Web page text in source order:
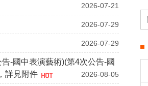
2026-07-21
2026-07-29
2026-07-29
-國中表演藝術)(第4次公告-國
詳見附件
2026-08-05